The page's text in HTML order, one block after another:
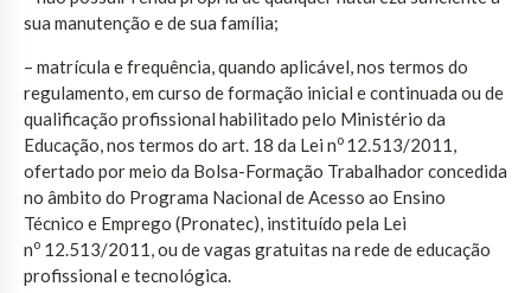
sua manutenção e de sua família;
– matrícula e frequência, quando aplicável, nos termos do
regulamento, em curso de formação inicial e continuada ou de
qualificação profissional habilitado pelo Ministério da
Educação, nos termos do art. 18 da Lei no 12.513/2011,
ofertado por meio da Bolsa-Formação Trabalhador concedida
no âmbito do Programa Nacional de Acesso ao Ensino
Técnico e Emprego (Pronatec), instituído pela Lei
no 12.513/2011, ou de vagas gratuitas na rede de educação
profissional e tecnológica.